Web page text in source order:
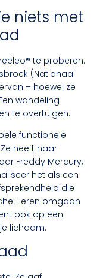
niets met
te proberen.
(Nationaal
– hoewel ze
wandeling
te overtuigen.
functionele
heeft haar
Freddy Mercury,
het als een
die
Leren omgaan
ook op een
lichaam.